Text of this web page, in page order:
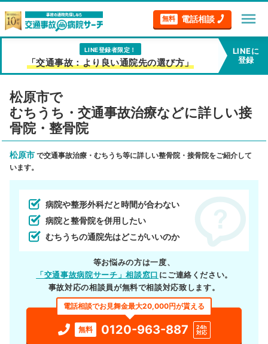
無料 電話相談 menu
LINE登録者限定！
「交通事故：より良い通院先の選び方」
LINEに
登録
松原市で
むちうち・交通事故治療などに詳しい接
骨院・整骨院
松原市 で交通事故治療・むちうち等に詳しい整骨院・接骨院をご紹介して
います。
病院や整形外科だと時間が合わない
病院と整骨院を併用したい
むちうちの通院先はどこがいいのか
等お悩みの方は一度、
「交通事故病院サーチ」相談窓口 にご連絡ください。
事故対応の相談員が無料で相談対応致します。
電話相談でお見舞金最大20,000円が貰える
無料 0120-963-887
24h
対応